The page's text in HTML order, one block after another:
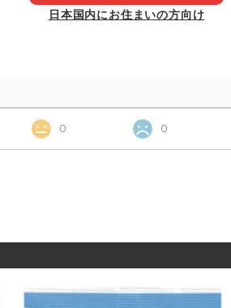
日本国内にお住まいの方向け
0 0